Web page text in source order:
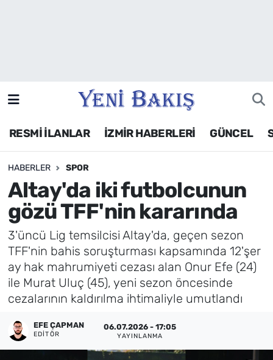
RESMİ İLANLAR İZMİR HABERLERİ GÜNCEL
HABERLER SPOR
Altay'da iki futbolcunun
gözü TFF'nin kararında
3'üncü Lig temsilcisi Altay'da, geçen sezon
TFF'nin bahis soruşturması kapsamında 12'şer
ay hak mahrumiyeti cezası alan Onur Efe (24)
ile Murat Uluç (45), yeni sezon öncesinde
cezalarının kaldırılma ihtimaliyle umutlandı
EFE ÇAPMAN
EDITÖR
06.07.2026 - 17:05
YAYINLANMA
Siyaset
Asayiş / Polis-Adliye
Spor
Magazin
Foto Galeri
Künye
İletişim